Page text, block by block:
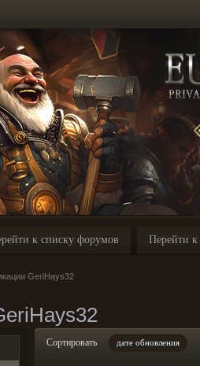
к списку форумов Перейти к
GeriHays32
Сортировать дате обновления